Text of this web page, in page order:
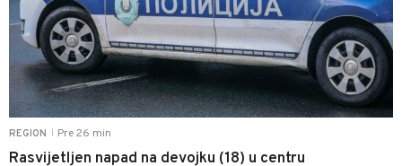
REGION Pre 26 min
Rasvijetljen napad na devojku (18) u centru